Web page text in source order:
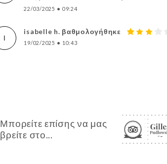
22/03/2025 • 09:24
I
isabelle h. βαθμολογήθηκε
19/02/2025 • 10:43
Μπορείτε επίσης να μας
βρείτε στο...